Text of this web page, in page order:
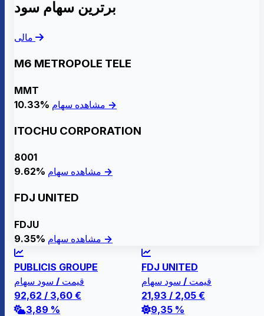
برترین سهام سود
M6 METROPOLE TELE
MMT
10.33%
مشاهده سهام →
ITOCHU CORPORATION
8001
9.62%
مشاهده سهام →
FDJ UNITED
FDJU
9.35%
مشاهده سهام →
PUBLICIS GROUPE
قیمت / سود سهام
92,62 / 3,60 €
3,89 %
FDJ UNITED
قیمت / سود سهام
21,93 / 2,05 €
9,35 %